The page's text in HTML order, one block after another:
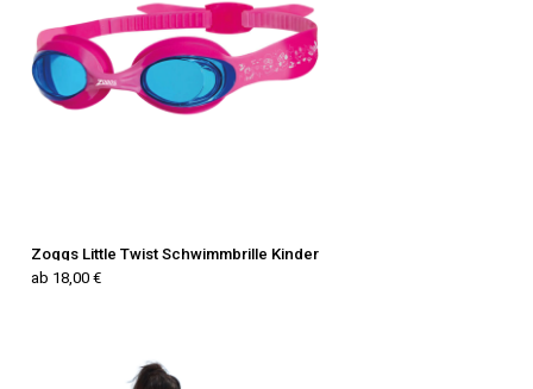
Zoggs Little Twist Schwimmbrille Kinder
ab 18,00 €